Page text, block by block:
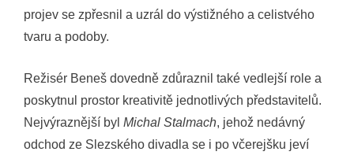
projev se zpřesnil a uzrál do výstižného a celistvého
tvaru a podoby.
Režisér Beneš dovedně zdůraznil také vedlejší role a
poskytnul prostor kreativitě jednotlivých představitelů.
Nejvýraznější byl Michal Stalmach, jehož nedávný
odchod ze Slezského divadla se i po včerejšku jeví